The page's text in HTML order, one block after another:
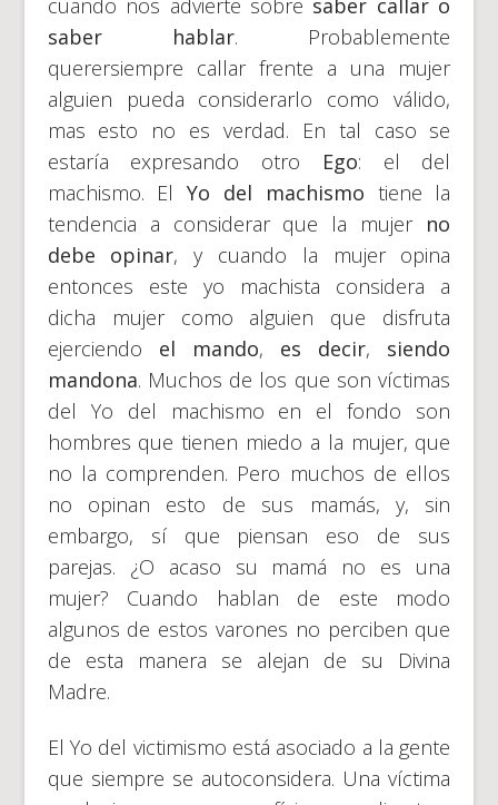
cuando nos advierte sobre saber callar o
saber hablar. Probablemente
querersiempre callar frente a una mujer
alguien pueda considerarlo como válido,
mas esto no es verdad. En tal caso se
estaría expresando otro Ego: el del
machismo. ElYo del machismo tiene la
tendencia a considerar que la mujer no
debe opinar, y cuando la mujer opina
entonces este yo machista considera a
dicha mujer como alguien que disfruta
ejerciendo el mando, es decir, siendo
mandona. Muchos de los que son víctimas
del Yo del machismo en el fondo son
hombres que tienen miedo a la mujer, que
no la comprenden. Pero muchos de ellos
no opinan esto de sus mamás, y, sin
embargo, sí que piensan eso de sus
parejas. ¿O acaso su mamá no es una
mujer? Cuando hablan de este modo
algunos de estos varones no perciben que
de esta manera se alejan de su Divina
Madre.
El Yo del victimismo está asociado a la gente
que siempre se autoconsidera. Una víctima